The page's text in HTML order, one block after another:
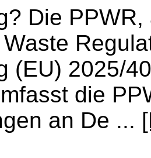
Die
(EU) 2025/
die
an De ...